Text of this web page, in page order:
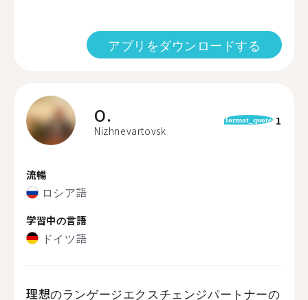
アプリをダウンロードする
O.
Nizhnevartovsk
format_quote 1
流暢
ロシア語
学習中の言語
ドイツ語
理想のランゲージエクスチェンジパートナーの